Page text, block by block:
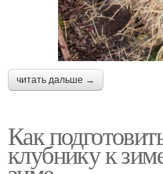
читать дальше →
Как
клубнику к